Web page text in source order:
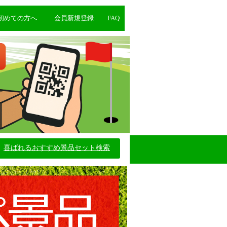
めての方へ 会員新規登録 FAQ
喜ばれるおすすめ景品セット検索